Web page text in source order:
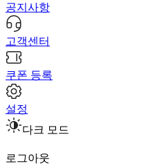
공지사항
고객센터
쿠폰 등록
설정
다크 모드
로그아웃